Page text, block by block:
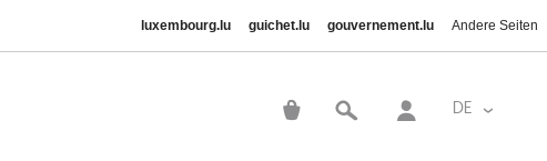
luxembourg.lu guichet.lu gouvernement.lu Andere Seiten
DE Weitere